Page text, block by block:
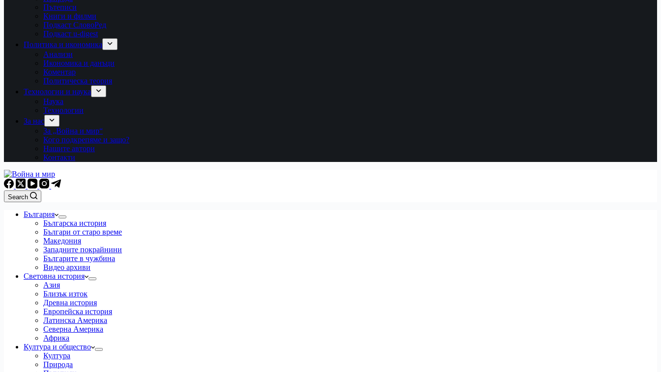
Пътеписи
Книги и филми
Подкаст СловоРед
Подкаст u-digest
Политика и икономика
Анализи
Икономика и данъци
Коментар
Политическа теория
Технологии и наука
Наука
Технологии
За нас
За „Война и мир“
Кого подкрепяме и защо?
Нашите автори
Контакти
Search
България
Българска история
Българи от старо време
Македония
Западните покрайнини
Българите в чужбина
Видео архиви
Световна история
Азия
Близък изток
Древна история
Европейска история
Латинска Америка
Северна Америка
Африка
Култура и общество
Култура
Природа